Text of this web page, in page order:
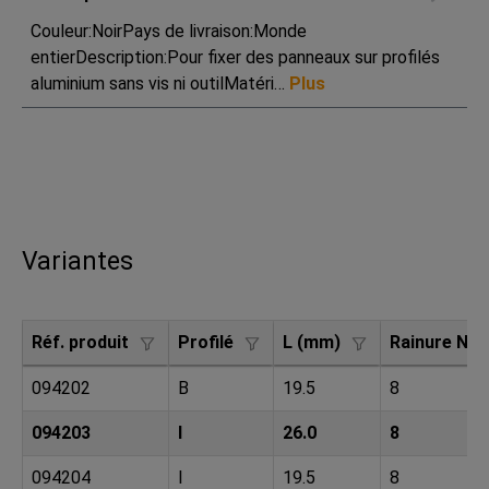
Couleur:NoirPays de livraison:Monde
entierDescription:Pour fixer des panneaux sur profilés
aluminium sans vis ni outilMatéri… Plus
Variantes
Réf. produit Profilé L (mm) Rainure N
094202 B 19.5 8
094203 I 26.0 8
094204 I 19.5 8